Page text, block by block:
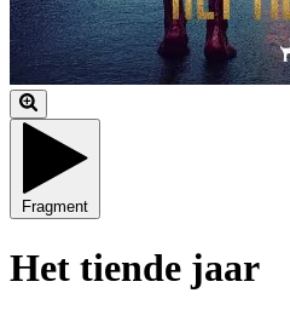
Fragment
Het tiende jaar